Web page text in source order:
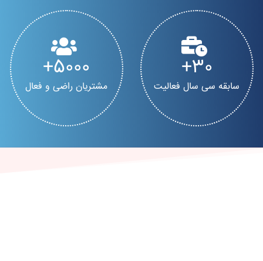
30
سابقه سی سال فعالیت
5000
مشتریان راضی و فعال